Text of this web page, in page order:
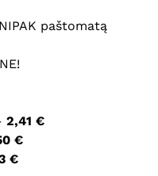
paštomatą
2,41 €
€
€